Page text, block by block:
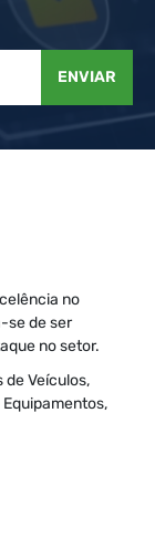
ENVIAR
no
se de ser
no setor.
de Veículos,